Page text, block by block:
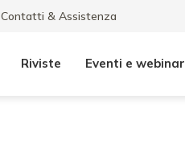
Contatti & Assistenza
Riviste Eventi e webinar